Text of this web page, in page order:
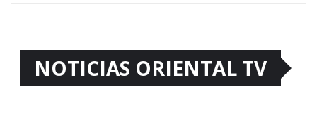
NOTICIAS ORIENTAL TV